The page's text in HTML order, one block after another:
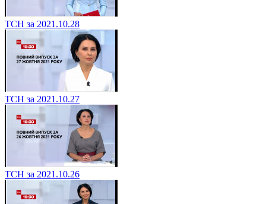
ТСН за 2021.10.28
ТСН за 2021.10.27
ТСН за 2021.10.26